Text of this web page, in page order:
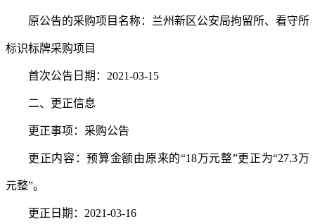
原公告的采购项目名称：兰州新区公安局拘留所、看守所
标识标牌采购项目
首次公告日期： 2021-03-1 5
二、更正信息
更正事项：采购公告
更正内容：预算金额由原来的“18万元整”更正为“27.3万
元整”。
更正日期： 2021-03-16